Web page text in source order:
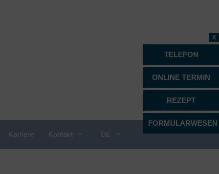
Karriere Kontakt DE
X
TELEFON
ONLINE TERMIN
REZEPT
FORMULARWESEN